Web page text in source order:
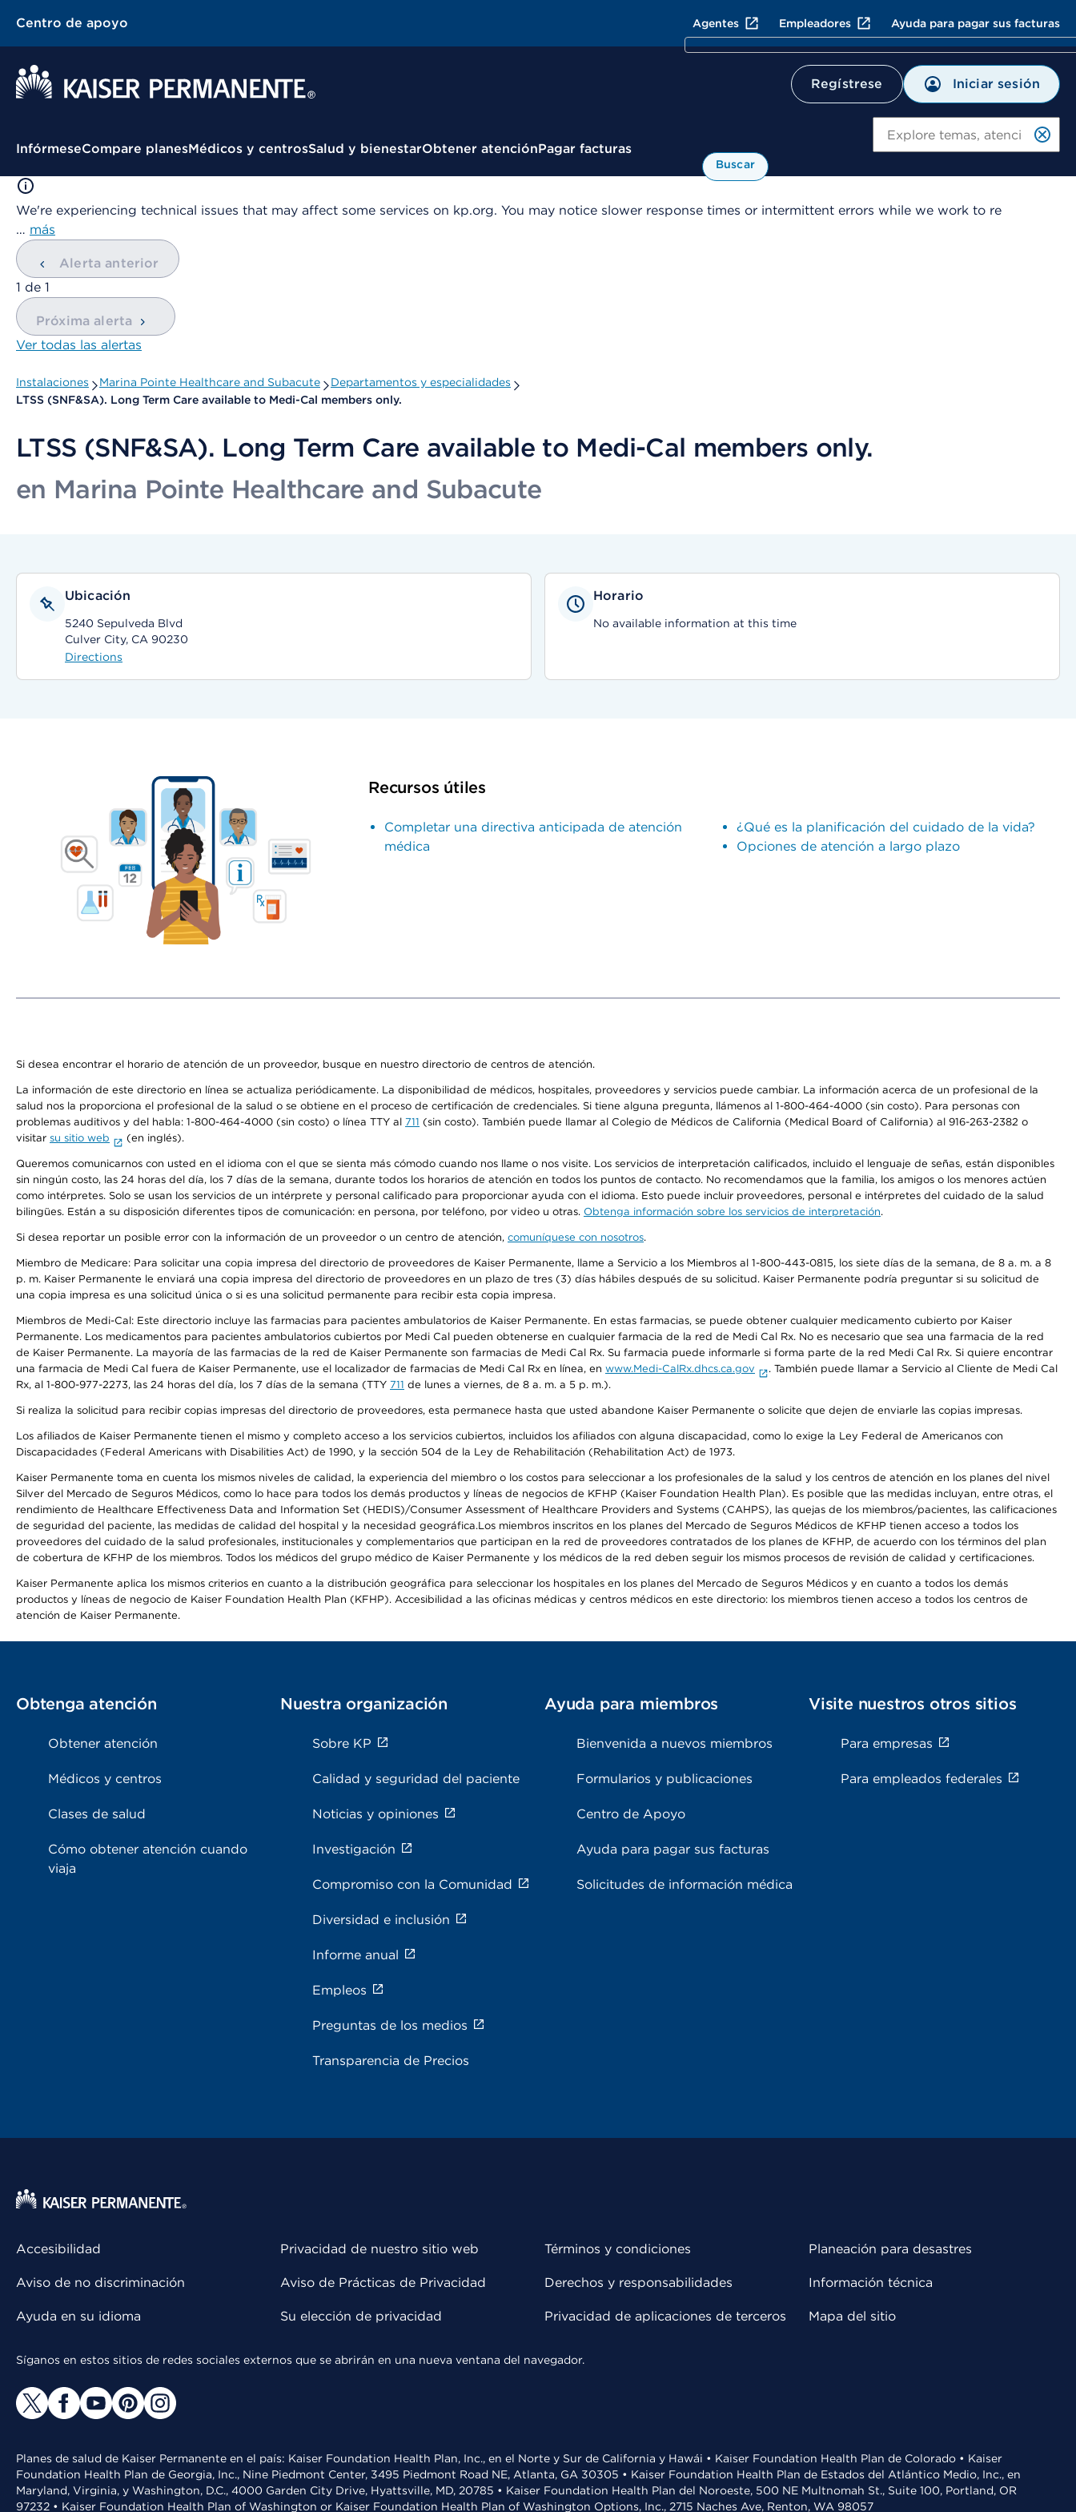
Centro de apoyo Agentes Empleadores Ayuda para pagar sus facturas
Regístrese Iniciar sesión
Menú contextual
InfórmeseCompare planesMédicos y centrosSalud y bienestarObtener atenciónPagar facturas
Buscar
We're experiencing technical issues that may affect some services on kp.org. You may notice slower response times or intermittent errors while we work to re
… más
Alerta anterior
mostrando
1 de 1
Próxima alerta
Ver todas las alertas
Instalaciones Marina Pointe Healthcare and Subacute
Departamentos y especialidades
LTSS (SNF&SA). Long Term Care available to Medi-Cal members only.
LTSS (SNF&SA). Long Term Care available to Medi-Cal members only.
en Marina Pointe Healthcare and Subacute
Ubicación
5240 Sepulveda Blvd
Culver City, CA 90230
Directions
Horario
No available information at this time
Recursos útiles
Completar una directiva anticipada de atención
médica
¿Qué es la planificación del cuidado de la vida?
Opciones de atención a largo plazo
Si desea encontrar el horario de atención de un proveedor, busque en nuestro directorio de centros de atención.
La información de este directorio en línea se actualiza periódicamente. La disponibilidad de médicos, hospitales, proveedores y servicios puede cambiar. La información acerca de un profesional de la
salud nos la proporciona el profesional de la salud o se obtiene en el proceso de certificación de credenciales. Si tiene alguna pregunta, llámenos al 1-800-464-4000 (sin costo). Para personas con
problemas auditivos y del habla: 1-800-464-4000 (sin costo) o línea TTY al 711 (sin costo). También puede llamar al Colegio de Médicos de California (Medical Board of California) al 916-263-2382 o
visitar su sitio web (en inglés).
Queremos comunicarnos con usted en el idioma con el que se sienta más cómodo cuando nos llame o nos visite. Los servicios de interpretación calificados, incluido el lenguaje de señas, están disponibles
sin ningún costo, las 24 horas del día, los 7 días de la semana, durante todos los horarios de atención en todos los puntos de contacto. No recomendamos que la familia, los amigos o los menores actúen
como intérpretes. Solo se usan los servicios de un intérprete y personal calificado para proporcionar ayuda con el idioma. Esto puede incluir proveedores, personal e intérpretes del cuidado de la salud
bilingües. Están a su disposición diferentes tipos de comunicación: en persona, por teléfono, por video u otras. Obtenga información sobre los servicios de interpretación.
Si desea reportar un posible error con la información de un proveedor o un centro de atención, comuníquese con nosotros.
Miembro de Medicare: Para solicitar una copia impresa del directorio de proveedores de Kaiser Permanente, llame a Servicio a los Miembros al 1-800-443-0815, los siete días de la semana, de 8 a. m. a 8
p. m. Kaiser Permanente le enviará una copia impresa del directorio de proveedores en un plazo de tres (3) días hábiles después de su solicitud. Kaiser Permanente podría preguntar si su solicitud de
una copia impresa es una solicitud única o si es una solicitud permanente para recibir esta copia impresa.
Miembros de Medi-Cal: Este directorio incluye las farmacias para pacientes ambulatorios de Kaiser Permanente. En estas farmacias, se puede obtener cualquier medicamento cubierto por Kaiser
Permanente. Los medicamentos para pacientes ambulatorios cubiertos por Medi Cal pueden obtenerse en cualquier farmacia de la red de Medi Cal Rx. No es necesario que sea una farmacia de la red
de Kaiser Permanente. La mayoría de las farmacias de la red de Kaiser Permanente son farmacias de Medi Cal Rx. Su farmacia puede informarle si forma parte de la red Medi Cal Rx. Si quiere encontrar
una farmacia de Medi Cal fuera de Kaiser Permanente, use el localizador de farmacias de Medi Cal Rx en línea, en www.Medi-CalRx.dhcs.ca.gov
. También puede llamar a Servicio al Cliente de Medi Cal
Rx, al 1-800-977-2273, las 24 horas del día, los 7 días de la semana (TTY 711 de lunes a viernes, de 8 a. m. a 5 p. m.).
Si realiza la solicitud para recibir copias impresas del directorio de proveedores, esta permanece hasta que usted abandone Kaiser Permanente o solicite que dejen de enviarle las copias impresas.
Los afiliados de Kaiser Permanente tienen el mismo y completo acceso a los servicios cubiertos, incluidos los afiliados con alguna discapacidad, como lo exige la Ley Federal de Americanos con
Discapacidades (Federal Americans with Disabilities Act) de 1990, y la sección 504 de la Ley de Rehabilitación (Rehabilitation Act) de 1973.
Kaiser Permanente toma en cuenta los mismos niveles de calidad, la experiencia del miembro o los costos para seleccionar a los profesionales de la salud y los centros de atención en los planes del nivel
Silver del Mercado de Seguros Médicos, como lo hace para todos los demás productos y líneas de negocios de KFHP (Kaiser Foundation Health Plan). Es posible que las medidas incluyan, entre otras, el
rendimiento de Healthcare Effectiveness Data and Information Set (HEDIS)/Consumer Assessment of Healthcare Providers and Systems (CAHPS), las quejas de los miembros/pacientes, las calificaciones
de seguridad del paciente, las medidas de calidad del hospital y la necesidad geográfica.Los miembros inscritos en los planes del Mercado de Seguros Médicos de KFHP tienen acceso a todos los
proveedores del cuidado de la salud profesionales, institucionales y complementarios que participan en la red de proveedores contratados de los planes de KFHP, de acuerdo con los términos del plan
de cobertura de KFHP de los miembros. Todos los médicos del grupo médico de Kaiser Permanente y los médicos de la red deben seguir los mismos procesos de revisión de calidad y certificaciones.
Kaiser Permanente aplica los mismos criterios en cuanto a la distribución geográfica para seleccionar los hospitales en los planes del Mercado de Seguros Médicos y en cuanto a todos los demás
productos y líneas de negocio de Kaiser Foundation Health Plan (KFHP). Accesibilidad a las oficinas médicas y centros médicos en este directorio: los miembros tienen acceso a todos los centros de
atención de Kaiser Permanente.
Obtenga atención
Obtener atención
Médicos y centros
Clases de salud
Cómo obtener atención cuando
viaja
Nuestra organización
Sobre KP
Calidad y seguridad del paciente
Noticias y opiniones
Investigación
Compromiso con la Comunidad
Diversidad e inclusión
Informe anual
Empleos
Preguntas de los medios
Transparencia de Precios
Ayuda para miembros
Bienvenida a nuevos miembros
Formularios y publicaciones
Centro de Apoyo
Ayuda para pagar sus facturas
Solicitudes de información médica
Visite nuestros otros sitios
Para empresas
Para empleados federales
Accesibilidad
Aviso de no discriminación
Ayuda en su idioma
Privacidad de nuestro sitio web
Aviso de Prácticas de Privacidad
Su elección de privacidad
Términos y condiciones
Derechos y responsabilidades
Privacidad de aplicaciones de terceros
Planeación para desastres
Información técnica
Mapa del sitio
Síganos en estos sitios de redes sociales externos que se abrirán en una nueva ventana del navegador.
Planes de salud de Kaiser Permanente en el país: Kaiser Foundation Health Plan, Inc., en el Norte y Sur de California y Hawái • Kaiser Foundation Health Plan de Colorado • Kaiser
Foundation Health Plan de Georgia, Inc., Nine Piedmont Center, 3495 Piedmont Road NE, Atlanta, GA 30305 • Kaiser Foundation Health Plan de Estados del Atlántico Medio, Inc., en
Maryland, Virginia, y Washington, D.C., 4000 Garden City Drive, Hyattsville, MD, 20785 • Kaiser Foundation Health Plan del Noroeste, 500 NE Multnomah St., Suite 100, Portland, OR
97232 • Kaiser Foundation Health Plan of Washington or Kaiser Foundation Health Plan of Washington Options, Inc., 2715 Naches Ave, Renton, WA 98057